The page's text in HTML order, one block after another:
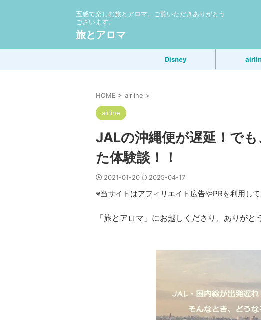
五感で楽しむ旅とアロマ。ご覧いただきありがとう
ございます。
旅とアロマ
Disney
HOME > airline >
airline
JALの沖縄便が遅延！で
た体験談！！
2021-01-20 2025-04-17
※当サイトはアフィリエイト広告やPRを利用して
「旅とアロマ」にお越しくださり、ありがと